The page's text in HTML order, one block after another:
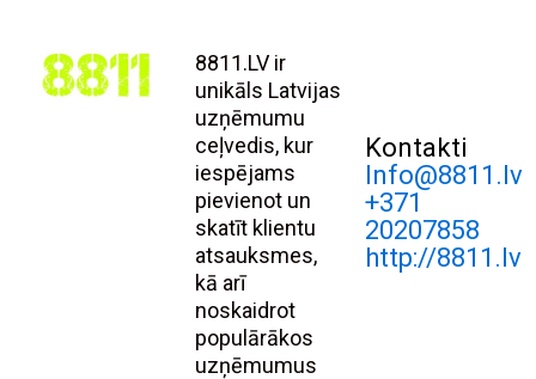
8811.LV ir
unikāls Latvijas
uzņēmumu
ceļvedis, kur
iespējams
pievienot un
skatīt klientu
atsauksmes,
kā arī
noskaidrot
populārākos
uzņēmumus
Kontakti
Info@8811.lv
+371
20207858
http://8811.lv